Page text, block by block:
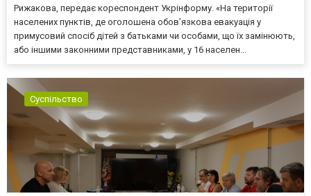
Рижакова, передає кореспондент Укрінформу. «На території
населених пунктів, де оголошена обов’язкова евакуація у
примусовий спосіб дітей з батьками чи особами, що їх замінюють,
або іншими законними представниками, у 16 населен...
Суспільство